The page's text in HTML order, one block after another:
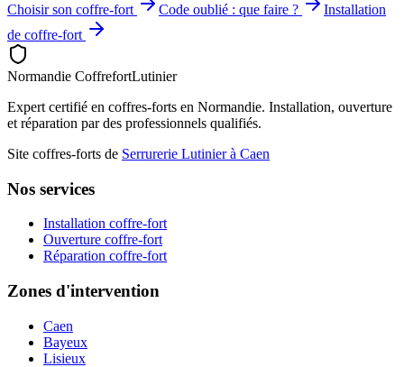
Choisir son coffre-fort Code oublié : que faire ?
Installation
de coffre-fort
Normandie CoffrefortLutinier
Expert certifié en coffres-forts en Normandie. Installation, ouverture
et réparation par des professionnels qualifiés.
Site coffres-forts de Serrurerie Lutinier à Caen
Nos services
Installation coffre-fort
Ouverture coffre-fort
Réparation coffre-fort
Zones d'intervention
Caen
Bayeux
Lisieux